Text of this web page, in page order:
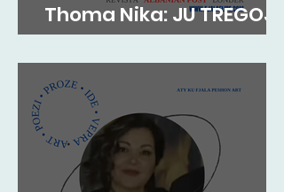
Thoma Nika: JU TREGOJ
TIMON, SIÇ NUK E NJOHËT